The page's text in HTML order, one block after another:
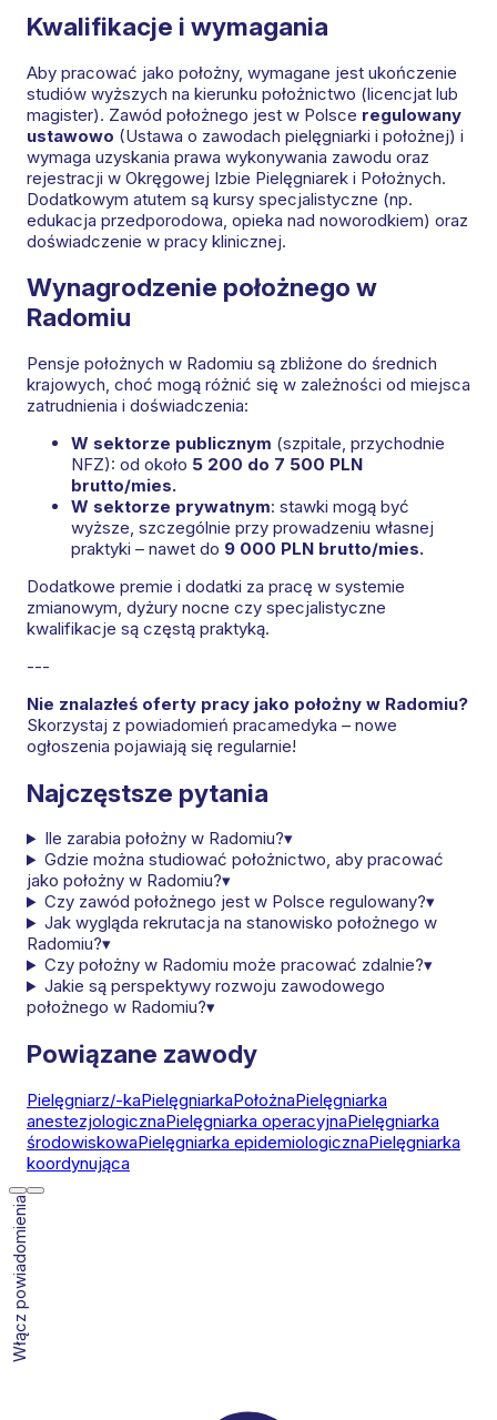
Kwalifikacje i wymagania
Aby pracować jako położny, wymagane jest ukończenie
studiów wyższych na kierunku położnictwo (licencjat lub
magister). Zawód położnego jest w Polsce regulowany
ustawowo (Ustawa o zawodach pielęgniarki i położnej) i
wymaga uzyskania prawa wykonywania zawodu oraz
rejestracji w Okręgowej Izbie Pielęgniarek i Położnych.
Dodatkowym atutem są kursy specjalistyczne (np.
edukacja przedporodowa, opieka nad noworodkiem) oraz
doświadczenie w pracy klinicznej.
Wynagrodzenie położnego w
Radomiu
Pensje położnych w Radomiu są zbliżone do średnich
krajowych, choć mogą różnić się w zależności od miejsca
zatrudnienia i doświadczenia:
W sektorze publicznym (szpitale, przychodnie
NFZ): od około 5 200 do 7 500 PLN
brutto/mies.
W sektorze prywatnym: stawki mogą być
wyższe, szczególnie przy prowadzeniu własnej
praktyki – nawet do 9 000 PLN brutto/mies.
Dodatkowe premie i dodatki za pracę w systemie
zmianowym, dyżury nocne czy specjalistyczne
kwalifikacje są częstą praktyką.
---
Nie znalazłeś oferty pracy jako położny w Radomiu?
Skorzystaj z powiadomień pracamedyka – nowe
ogłoszenia pojawiają się regularnie!
Najczęstsze pytania
Ile zarabia położny w Radomiu?▾
Gdzie można studiować położnictwo, aby pracować
jako położny w Radomiu?▾
Czy zawód położnego jest w Polsce regulowany?▾
Jak wygląda rekrutacja na stanowisko położnego w
Radomiu?▾
Czy położny w Radomiu może pracować zdalnie?▾
Jakie są perspektywy rozwoju zawodowego
położnego w Radomiu?▾
Powiązane zawody
Pielęgniarz/-kaPielęgniarkaPołożnaPielęgniarka
anestezjologicznaPielęgniarka operacyjnaPielęgniarka
środowiskowaPielęgniarka epidemiologicznaPielęgniarka
koordynująca
Włącz powiadomienia